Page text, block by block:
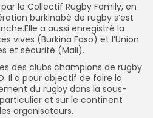
le Collectif Rugby Family, en
burkinabè de rugby s’est
a aussi enregistré la
vives (Burkina Faso) et l’Union
et sécurité (Mali).
des clubs champions de rugby
Il a pour objectif de faire la
du rugby dans la sous-
et sur le continent
organisateurs.